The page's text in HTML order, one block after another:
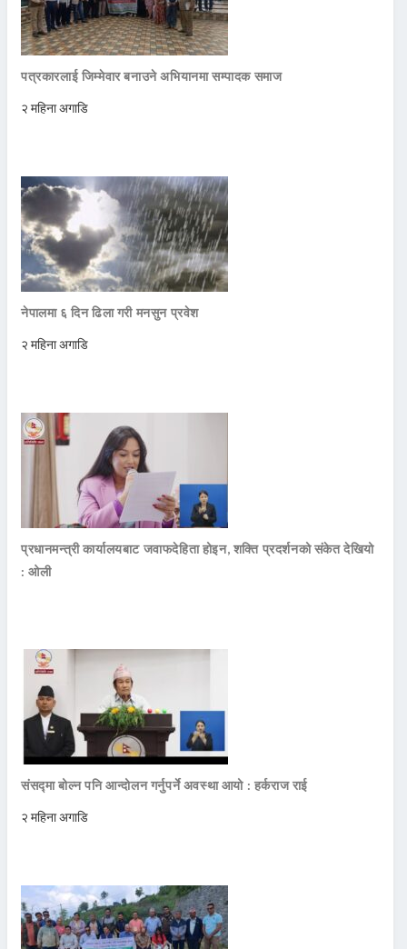
पत्रकारलाई जिम्मेवार बनाउने अभियानमा सम्पादक समाज
२ महिना अगाडि
नेपालमा ६ दिन ढिला गरी मनसुन प्रवेश
२ महिना अगाडि
प्रधानमन्त्री कार्यालयबाट जवाफदेहिता होइन, शक्ति प्रदर्शनको संकेत देखियो
: ओली
संसद्मा बोल्न पनि आन्दोलन गर्नुपर्ने अवस्था आयो : हर्कराज राई
२ महिना अगाडि